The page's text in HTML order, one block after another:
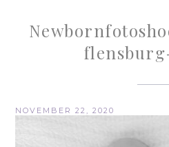
NOVEMBER 22, 2020